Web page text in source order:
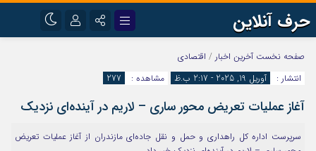
حرف آنلاین
اینستاگرام
آپارات
رمز عبور
صفحه نخست آخرین اخبار / اقتصادی
انتشار :
آوریل 19, 2025 - 2:17 ب.ظ مشاهده : 277
آغاز عملیات تعریض محور ساری – لاریم در آینده‌ای نزدیک
سرپرست اداره کل راهداری و حمل و نقل جاده‌ای مازندران از آغاز عملیات تعریض